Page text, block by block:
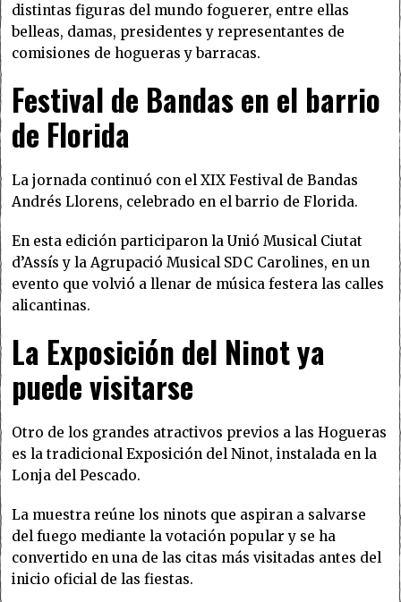
distintas figuras del mundo foguerer, entre ellas
belleas, damas, presidentes y representantes de
comisiones de hogueras y barracas.
Festival de Bandas en el barrio
de Florida
La jornada continuó con el XIX Festival de Bandas
Andrés Llorens, celebrado en el barrio de Florida.
En esta edición participaron la Unió Musical Ciutat
d’Assís y la Agrupació Musical SDC Carolines, en un
evento que volvió a llenar de música festera las calles
alicantinas.
La Exposición del Ninot ya
puede visitarse
Otro de los grandes atractivos previos a las Hogueras
es la tradicional Exposición del Ninot, instalada en la
Lonja del Pescado.
La muestra reúne los ninots que aspiran a salvarse
del fuego mediante la votación popular y se ha
convertido en una de las citas más visitadas antes del
inicio oficial de las fiestas.